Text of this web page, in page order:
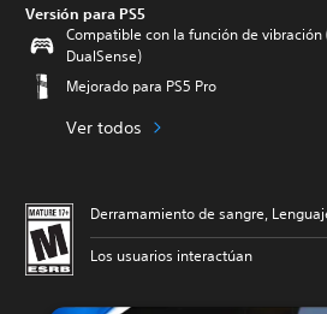
Versión para PS5
Compatible con la función de
DualSense)
Mejorado para PS5 Pro
Ver todos
Derramamiento de sangre,
Los usuarios interactúan